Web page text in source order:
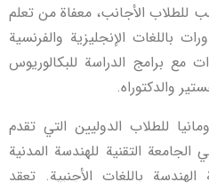
للطلاب الأجانب، معفاة من تعلم
باللغات الإنجليزية والفرنسية
وتستمر لمدة 4 سنوات مع برامج الدراسة للبكالوريوس
والدكتوراه.
للطلاب الدوليين التي تقدم
التقنية للهندسة المدنية
باللغات الأجنبية. تعقد